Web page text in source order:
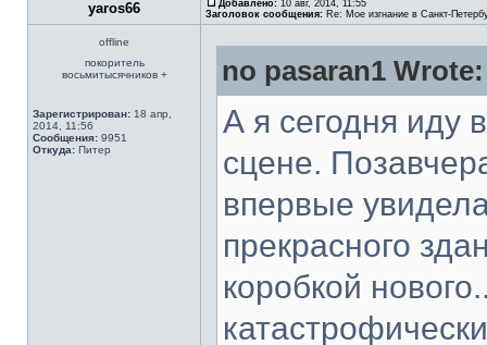
yaros66 Добавлено: 10 авг, 2014, 11:55
Заголовок сообщения: Re: Мое изгнание в Санкт-
offline
покоритель
восьмитысячников +
Зарегистрирован: 18 апр,
2014, 11:56
Сообщения: 9951
Откуда: Питер
no pasaran1 Wrote:
А я сегодня иду
сцене.
впервые
прекрасного
коробкой